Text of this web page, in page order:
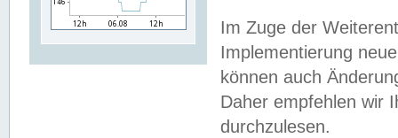
Im Zuge der
Implementierung
können auch
Daher empfehlen wir
durchzulesen.